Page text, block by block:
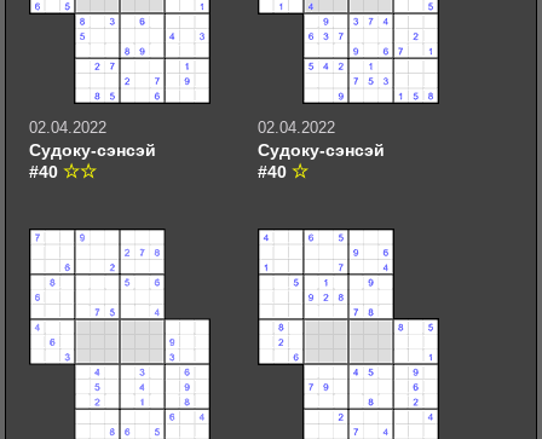
02.04.2022
Судоку-сэнсэй
#40
02.04.2022
Судоку-сэнсэй
#40